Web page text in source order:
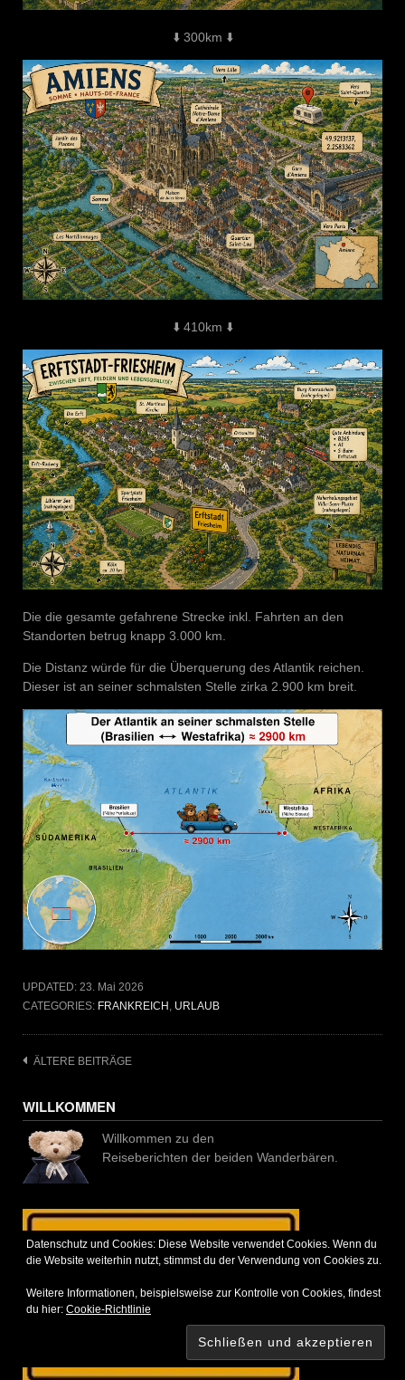
⬇️ 300km ⬇️
⬇️ 410km ⬇️
Die die gesamte gefahrene Strecke inkl. Fahrten an den
Standorten betrug knapp 3.000 km.
Die Distanz würde für die Überquerung des Atlantik reichen.
Dieser ist an seiner schmalsten Stelle zirka 2.900 km breit.
UPDATED: 23. Mai 2026
CATEGORIES: FRANKREICH URLAUB
Beitragsnavigation
ÄLTERE BEITRÄGE
WILLKOMMEN
Willkommen zu den
Reiseberichten der beiden Wanderbären.
Datenschutz und Cookies: Diese Website verwendet Cookies. Wenn du
die Website weiterhin nutzt, stimmst du der Verwendung von Cookies zu.
Weitere Informationen, beispielsweise zur Kontrolle von Cookies, findest
du hier: Cookie-Richtlinie